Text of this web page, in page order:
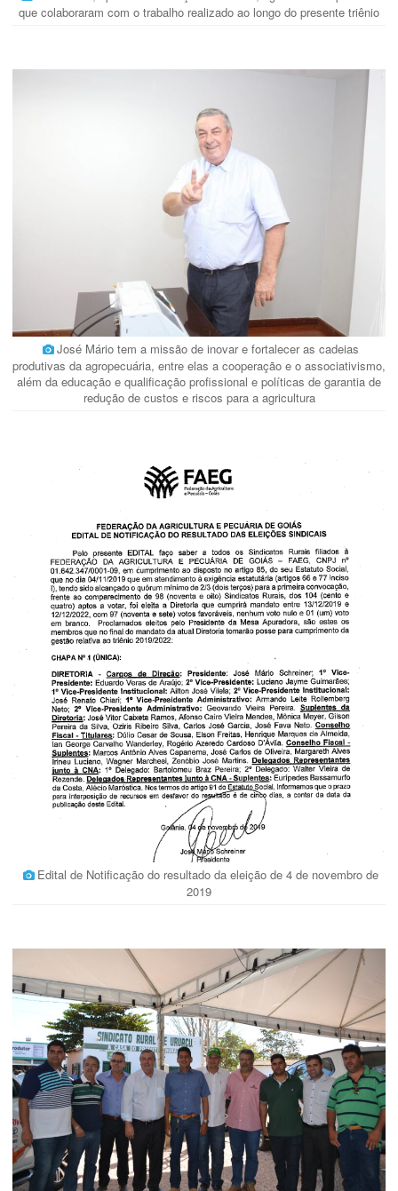
que colaboraram com o trabalho realizado ao longo do presente triênio
José Mário tem a missão de inovar e fortalecer as cadeias
produtivas da agropecuária, entre elas a cooperação e o associativismo,
além da educação e qualificação profissional e políticas de garantia de
redução de custos e riscos para a agricultura
Edital de Notificação do resultado da eleição de 4 de novembro de
2019